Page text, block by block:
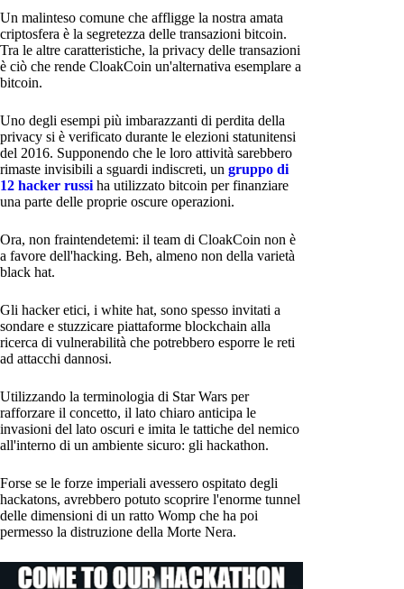
Un malinteso comune che affligge la nostra amata
criptosfera è la segretezza delle transazioni bitcoin.
Tra le altre caratteristiche, la privacy delle transazioni
è ciò che rende CloakCoin un'alternativa esemplare a
bitcoin.
Uno degli esempi più imbarazzanti di perdita della
privacy si è verificato durante le elezioni statunitensi
del 2016. Supponendo che le loro attività sarebbero
rimaste invisibili a sguardi indiscreti, un gruppo di
12 hacker russi ha utilizzato bitcoin per finanziare
una parte delle proprie oscure operazioni.
Ora, non fraintendetemi: il team di CloakCoin non è
a favore dell'hacking. Beh, almeno non della varietà
black hat.
Gli hacker etici, i white hat, sono spesso invitati a
sondare e stuzzicare piattaforme blockchain alla
ricerca di vulnerabilità che potrebbero esporre le reti
ad attacchi dannosi.
Utilizzando la terminologia di Star Wars per
rafforzare il concetto, il lato chiaro anticipa le
invasioni del lato oscuri e imita le tattiche del nemico
all'interno di un ambiente sicuro: gli hackathon.
Forse se le forze imperiali avessero ospitato degli
hackatons, avrebbero potuto scoprire l'enorme tunnel
delle dimensioni di un ratto Womp che ha poi
permesso la distruzione della Morte Nera.